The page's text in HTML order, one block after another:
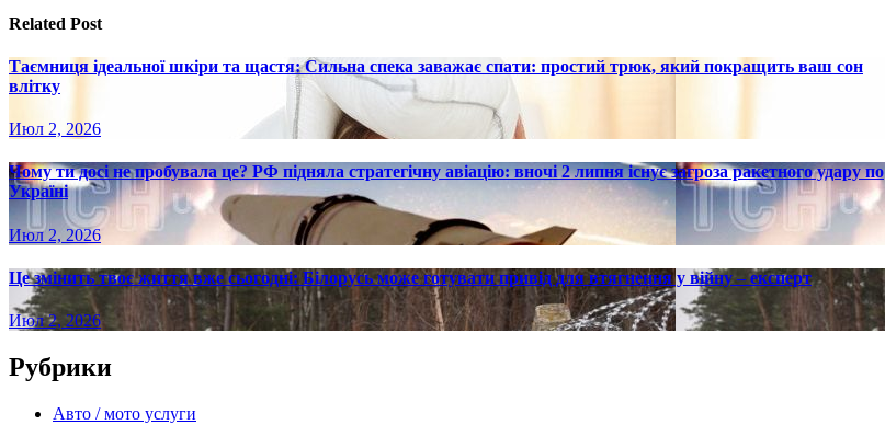
Related Post
Таємниця ідеальної шкіри та щастя: Сильна спека заважає спати: простий трюк, який покращить ваш сон
влітку
Июл 2, 2026
Чому ти досі не пробувала це? РФ підняла стратегічну авіацію: вночі 2 липня існує загроза ракетного удару по
Україні
Июл 2, 2026
Це змінить твоє життя вже сьогодні: Білорусь може готувати привід для втягнення у війну – експерт
Июл 2, 2026
Рубрики
Авто / мото услуги